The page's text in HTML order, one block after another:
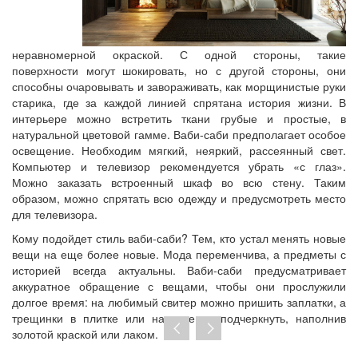
неравномерной окраской. С одной стороны, такие
поверхности могут шокировать, но с другой стороны, они
способны очаровывать и завораживать, как морщинистые руки
старика, где за каждой линией спрятана история жизни. В
интерьере можно встретить ткани грубые и простые, в
натуральной цветовой гамме. Ваби-саби предполагает особое
освещение. Необходим мягкий, неяркий, рассеянный свет.
Компьютер и телевизор рекомендуется убрать «с глаз».
Можно заказать встроенный шкаф во всю стену. Таким
образом, можно спрятать всю одежду и предусмотреть место
для телевизора.
Кому подойдет стиль ваби-саби? Тем, кто устал менять новые
вещи на еще более новые. Мода переменчива, а предметы с
историей всегда актуальны. Ваби-саби предусматривает
аккуратное обращение с вещами, чтобы они прослужили
долгое время: на любимый свитер можно пришить заплатки, а
трещинки в плитке или на вазе — подчеркнуть, наполнив
золотой краской или лаком.